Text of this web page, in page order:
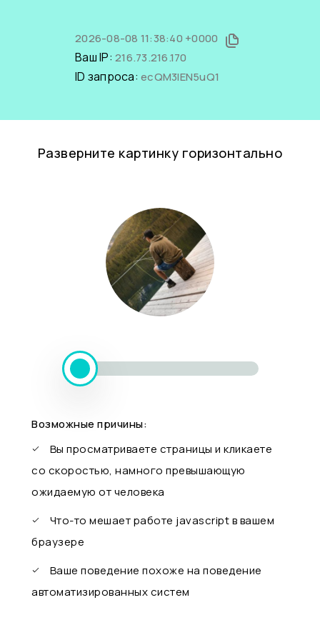
2026-08-08 11:38:40 +0000
Ваш IP: 216.73.216.170
ID запроса: ecQM3lEN5uQ1
Разверните картинку горизонтально
Возможные причины:
Вы просматриваете страницы и кликаете
со скоростью, намного превышающую
ожидаемую от человека
Что-то мешает работе javascript в вашем
браузере
Ваше поведение похоже на поведение
автоматизированных систем